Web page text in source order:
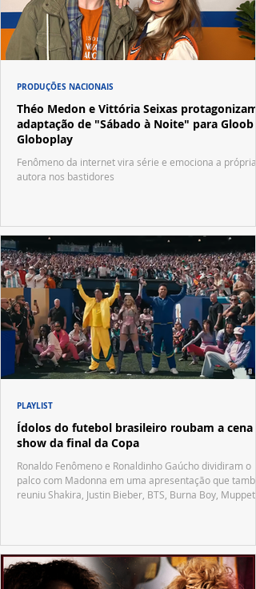
Théo Medon e Vittória Seixas protagonizam
adaptação de "Sábado à Noite" para Gloob e
Globoplay
Fenômeno da internet vira série e emociona a própria
autora nos bastidores
PRODUÇÕES NACIONAIS
Ídolos do futebol brasileiro roubam a cena
show da final da Copa
Ronaldo Fenômeno e Ronaldinho Gaúcho dividiram o
palco com Madonna em uma apresentação que
reuniu Shakira, Justin Bieber, BTS, Burna Boy, Muppets,
PLAYLIST